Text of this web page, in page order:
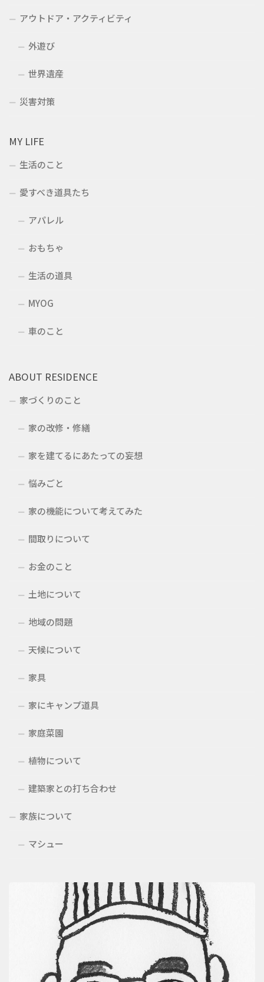
アウトドア・アクティビティ
外遊び
世界遺産
災害対策
MY LIFE
生活のこと
愛すべき道具たち
アパレル
おもちゃ
生活の道具
MYOG
車のこと
ABOUT RESIDENCE
家づくりのこと
家の改修・修繕
家を建てるにあたっての妄想
悩みごと
家の機能について考えてみた
間取りについて
お金のこと
土地について
地域の問題
天候について
家具
家にキャンプ道具
家庭菜園
植物について
建築家との打ち合わせ
家族について
マシュー